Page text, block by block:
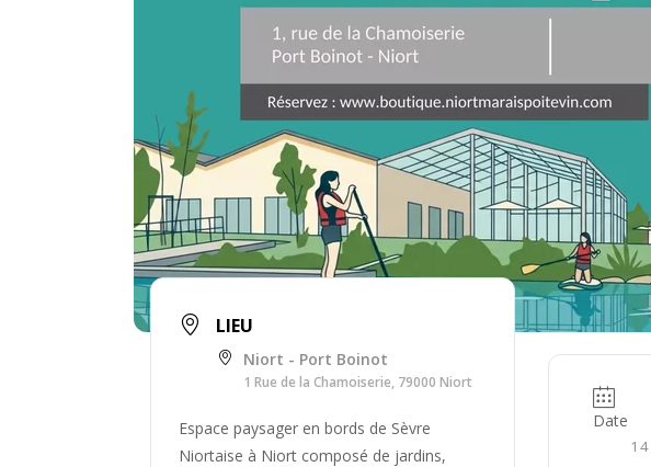
LIEU
Niort - Port Boinot
1 Rue de la Chamoiserie, 79000 Niort
Espace paysager en bords de Sèvre
Niortaise à Niort composé de jardins,
Date